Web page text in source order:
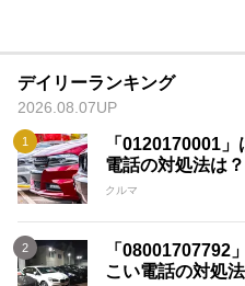
デイリーランキング
2026.08.07UP
「0120170001
電話の対処法は？
クルマ
「08001707792
こい電話の対処